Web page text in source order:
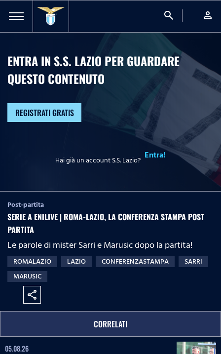
search person
ENTRA IN S.S. LAZIO PER GUARDARE
QUESTO CONTENUTO
REGISTRATI GRATIS
Hai già un account S.S. Lazio? Entra!
Post-partita
SERIE A ENILIVE | ROMA-LAZIO, LA CONFERENZA STAMPA POST
PARTITA
Le parole di mister Sarri e Marusic dopo la partita!
ROMALAZIO LAZIO CONFERENZASTAMPA
SARRI
MARUSIC
share
CORRELATI
05.08.26